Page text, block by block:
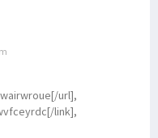
url],
link],